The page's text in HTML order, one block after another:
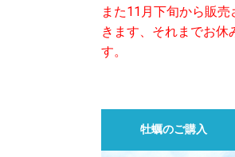
また11月下旬から販売
きます、それまでお休
す。
牡蠣のご購入